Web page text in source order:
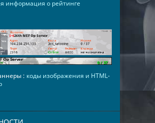
информация о рейтинге
: коды изображения и HTML-